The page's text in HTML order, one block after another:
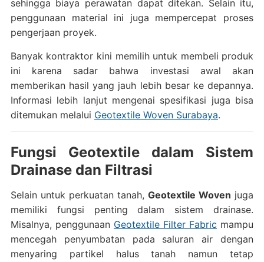
sehingga biaya perawatan dapat ditekan. Selain itu,
penggunaan material ini juga mempercepat proses
pengerjaan proyek.
Banyak kontraktor kini memilih untuk membeli produk
ini karena sadar bahwa investasi awal akan
memberikan hasil yang jauh lebih besar ke depannya.
Informasi lebih lanjut mengenai spesifikasi juga bisa
ditemukan melalui Geotextile Woven Surabaya.
Fungsi Geotextile dalam Sistem
Drainase dan Filtrasi
Selain untuk perkuatan tanah,Geotextile Woven juga
memiliki fungsi penting dalam sistem drainase.
Misalnya, penggunaan Geotextile Filter Fabric mampu
mencegah penyumbatan pada saluran air dengan
menyaring partikel halus tanah namun tetap